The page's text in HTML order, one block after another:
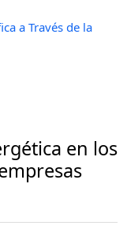
a Través de la
en los